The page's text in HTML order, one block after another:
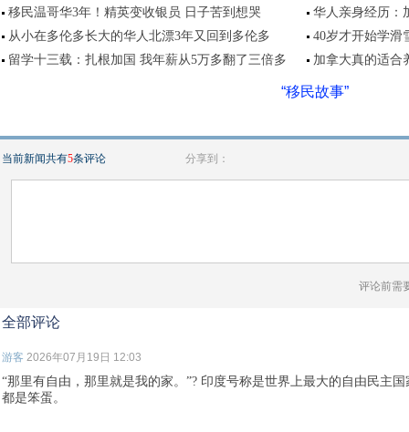
移民温哥华3年！精英变收银员 日子苦到想哭
华人亲身经历：
从小在多伦多长大的华人北漂3年又回到多伦多
40岁才开始学滑
留学十三载：扎根加国 我年薪从5万多翻了三倍多
加拿大真的适合
“移民故事”
当前新闻共有5条评论 分享到：
评论前需
全部评论
游客 2026年07月19日 12:03
“那里有自由，那里就是我的家。”? 印度号称是世界上最大的自由民主
都是笨蛋。